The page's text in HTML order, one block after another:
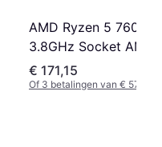
AMD Ryzen 5 7600
3.8GHz Socket AM5
With Cooler
€ 171,15
Of 3 betalingen van € 57,05/